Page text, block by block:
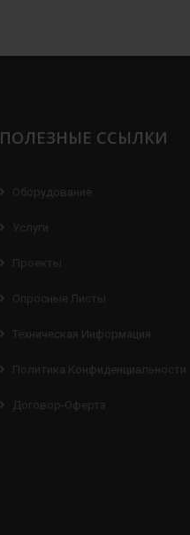
ПОЛЕЗНЫЕ ССЫЛКИ
Оборудование
Услуги
Проекты
Опросные Листы
Техническая Информация
Политика Конфиденциальности
Договор-Оферта